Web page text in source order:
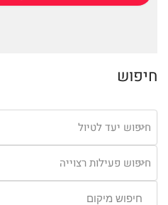
חיפוש
חיפוש יעד לטיול
חיפוש פעילות רצוייה